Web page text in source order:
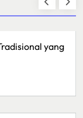
Ikan Fillet